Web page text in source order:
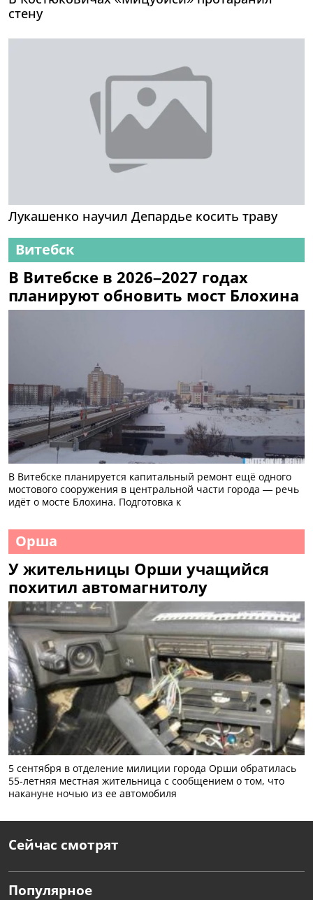
стену
Лукашенко научил Депардье косить траву
Витебск
В Витебске в 2026–2027 годах
планируют обновить мост Блохина
В Витебске планируется капитальный ремонт ещё одного
мостового сооружения в центральной части города — речь
идёт о мосте Блохина. Подготовка к
Орша
У жительницы Орши учащийся
похитил автомагнитолу
5 сентября в отделение милиции города Орши обратилась
55-летняя местная жительница с сообщением о том, что
накануне ночью из ее автомобиля
Сейчас смотрят
Популярное